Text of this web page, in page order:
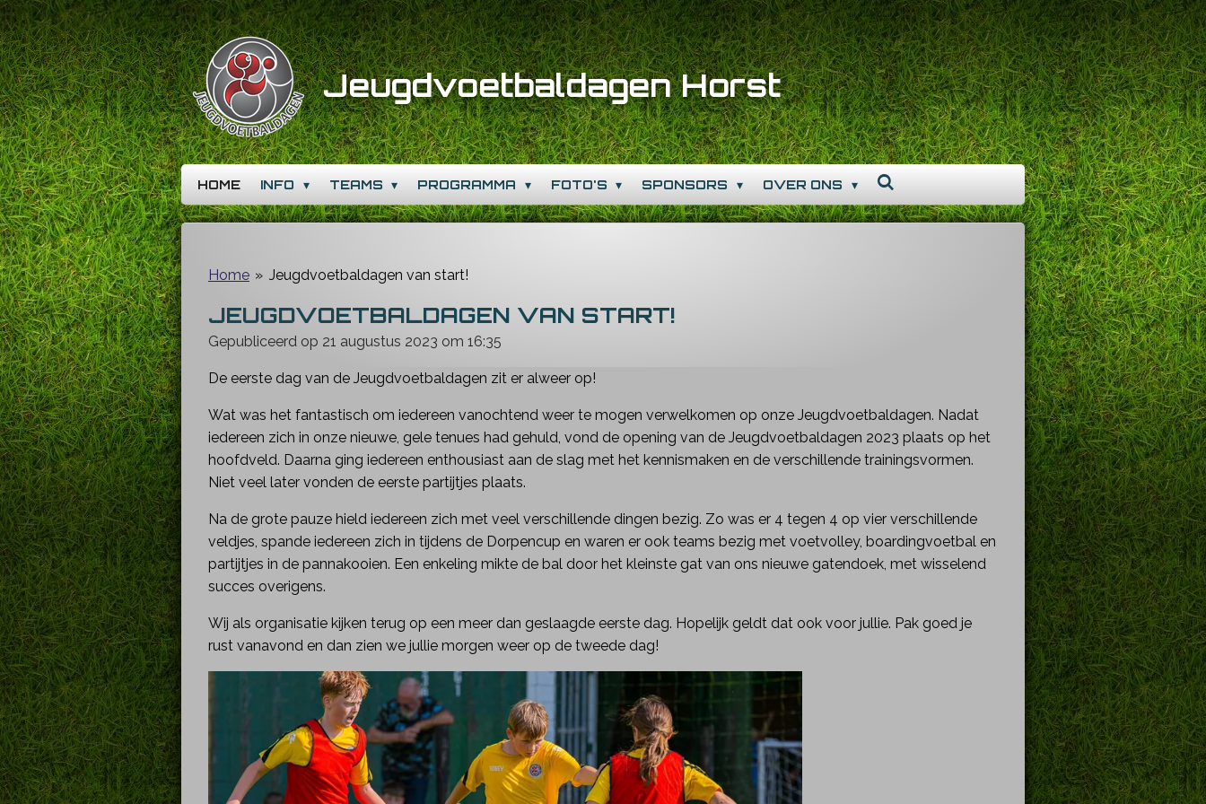
Ga
direct
naar
de
hoofdinhoud
Jeugdvoetbaldagen Horst
HOME INFO TEAMS PROGRAMMA FOTO'S SPONSORS OVER ONS
Home » Jeugdvoetbaldagen van start!
JEUGDVOETBALDAGEN VAN START!
Gepubliceerd op 21 augustus 2023 om 16:35
De eerste dag van de Jeugdvoetbaldagen zit er alweer op!
Wat was het fantastisch om iedereen vanochtend weer te mogen verwelkomen op onze Jeugdvoetbaldagen. Nadat
iedereen zich in onze nieuwe, gele tenues had gehuld, vond de opening van de Jeugdvoetbaldagen 2023 plaats op het
hoofdveld. Daarna ging iedereen enthousiast aan de slag met het kennismaken en de verschillende trainingsvormen.
Niet veel later vonden de eerste partijtjes plaats.
Na de grote pauze hield iedereen zich met veel verschillende dingen bezig. Zo was er 4 tegen 4 op vier verschillende
veldjes, spande iedereen zich in tijdens de Dorpencup en waren er ook teams bezig met voetvolley, boardingvoetbal en
partijtjes in de pannakooien. Een enkeling mikte de bal door het kleinste gat van ons nieuwe gatendoek, met wisselend
succes overigens.
Wij als organisatie kijken terug op een meer dan geslaagde eerste dag. Hopelijk geldt dat ook voor jullie. Pak goed je
rust vanavond en dan zien we jullie morgen weer op de tweede dag!